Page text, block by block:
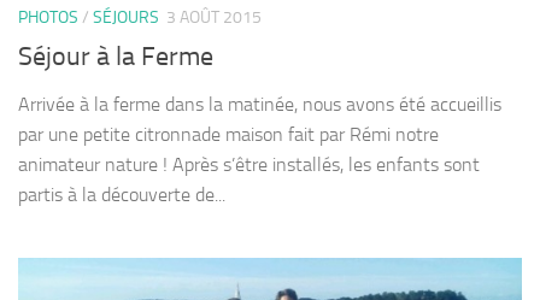
PHOTOS / SÉJOURS 3 AOÛT 2015
Séjour à la Ferme
Arrivée à la ferme dans la matinée, nous avons été accueillis
par une petite citronnade maison fait par Rémi notre
animateur nature ! Après s’être installés, les enfants sont
partis à la découverte de...